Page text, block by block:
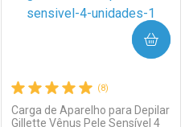
(8)
Carga de Aparelho para Depilar
Gillette Vênus Pele Sensível 4
COMPRAR